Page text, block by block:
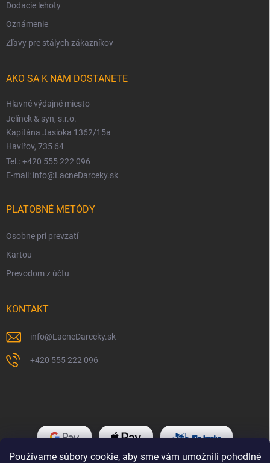
Používame súbory cookie, aby sme vám umožnili pohodlné
Dodacie lehoty
Oznámenie
Zľavy pre stálych zákazníkov
AKO SA K NÁM DOSTANETE
Hlavné výdajné miesto
Jelínek & syn, s.r.o.
Kapitána Jasioka 1362/15a
Havířov, 735 64
Tel.: +420 555 222 096
E-mail: info@LacneDarceky.sk
PLATOBNÉ METÓDY
Osobne pri prevzatí
Kartou
Prevodom z účtu
KONTAKT
info@LacneDarceky.sk
+420 555 222 096